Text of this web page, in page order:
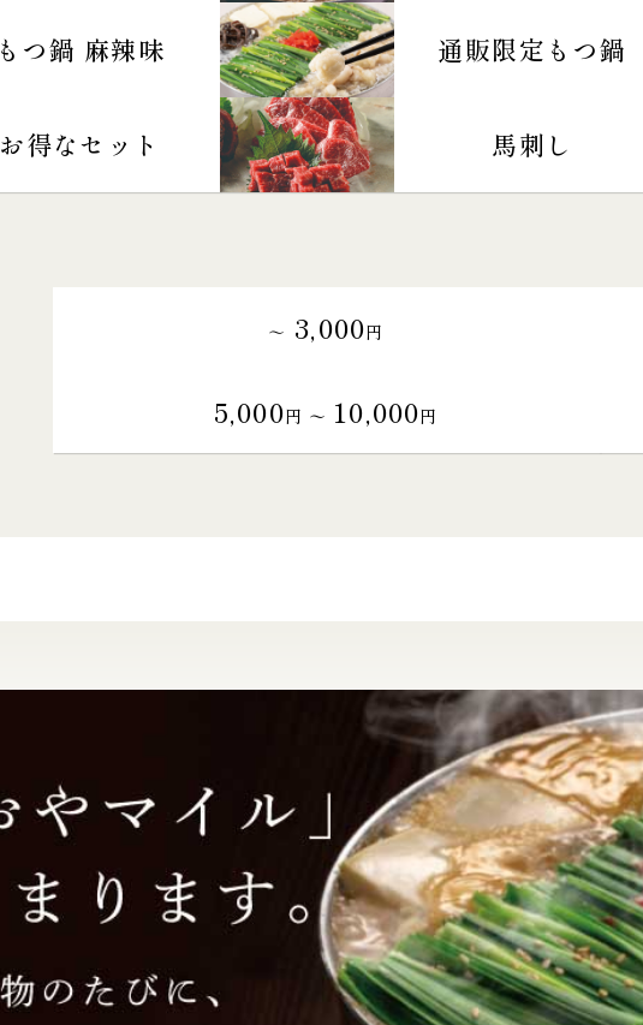
もつ鍋 麻辣味 通販限定もつ鍋
お得なセット 馬刺し
～ 3,000円
5,000円 〜 10,000円